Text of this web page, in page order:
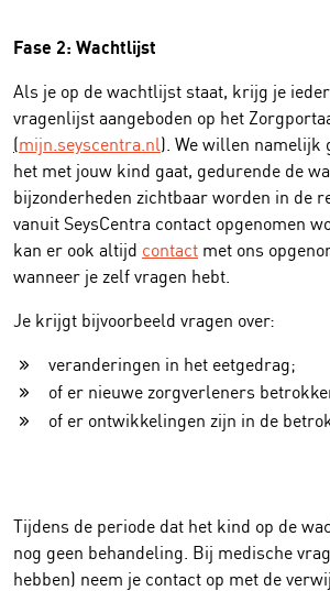
Fase 2: Wachtlijst
Als je op de wachtlijst staat, krijg je
vragenlijst aangeboden op het
(mijn.seyscentra.nl). We willen namelijk
het met jouw kind gaat, gedurende de
bijzonderheden zichtbaar worden in de
vanuit SeysCentra contact opgenomen
kan er ook altijd contact met ons
wanneer je zelf vragen hebt.
Je krijgt bijvoorbeeld vragen over:
veranderingen in het eetgedrag;
of er nieuwe zorgverleners
of er ontwikkelingen zijn in de
Tijdens de periode dat het kind op de
nog geen behandeling. Bij medische
hebben) neem je contact op met de